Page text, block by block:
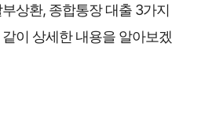
상환, 종합통장 대출 3가지
이 상세한 내용을 알아보겠